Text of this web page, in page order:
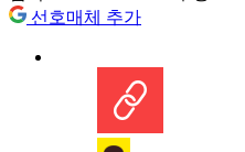
선호매체 추가